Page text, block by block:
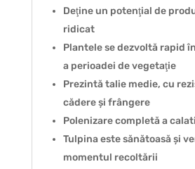
Deţine un potenţial de
ridicat
Plantele se dezvoltă rapid
a perioadei de vegetaţie
Prezintă talie medie, cu
cădere și frângere
Polenizare completă a
Tulpina este sănătoasă și
momentul recoltării